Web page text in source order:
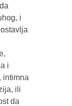
i
i
intimna
ili
da